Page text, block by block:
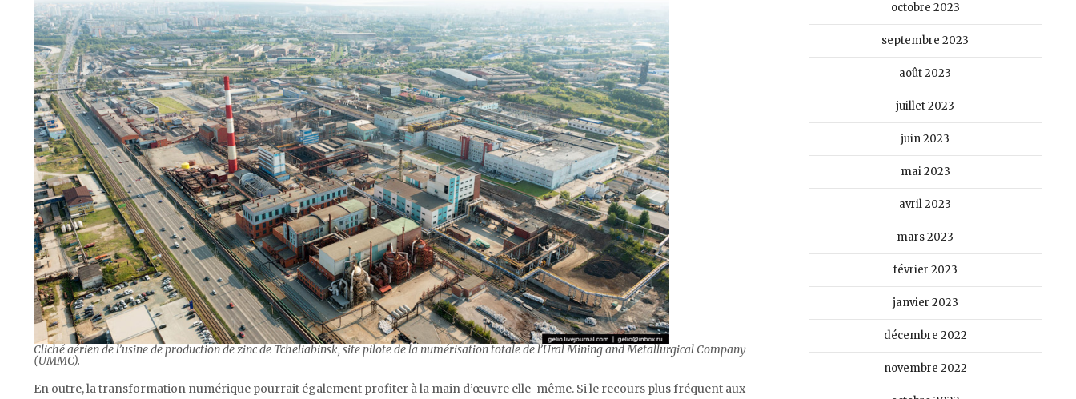
Cliché aérien de l’usine de production de zinc de Tcheliabinsk, site pilote de la numérisation totale de l’Ural Mining and Metallurgical Company
(UMMC).
En outre, la transformation numérique pourrait également profiter à la main d’œuvre elle-même. Si le recours plus fréquent aux
octobre 2023
septembre 2023
août 2023
juillet 2023
juin 2023
mai 2023
avril 2023
mars 2023
février 2023
janvier 2023
décembre 2022
novembre 2022